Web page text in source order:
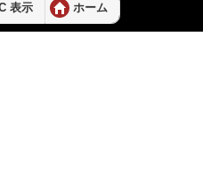
表示 ホーム